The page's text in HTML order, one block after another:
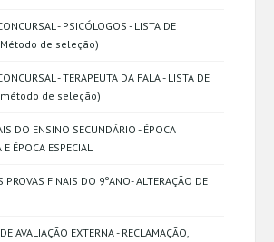
- PSICÓLOGOS - LISTA DE
Método de seleção)
- TERAPEUTA DA FALA - LISTA DE
método de seleção)
DO ENSINO SECUNDÁRIO - ÉPOCA
ÉPOCA ESPECIAL
PROVAS FINAIS DO 9ºANO- ALTERAÇÃO DE
AVALIAÇÃO EXTERNA - RECLAMAÇÃO,